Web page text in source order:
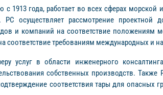
с 1913 года, работает во всех сферах морской
осуществляет рассмотрение проектной
и компаний на соответствие положениям
требованиям международных и
в области инженерного
собственных производств. Также
соответствия тары для опасных